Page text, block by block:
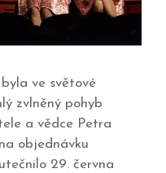
ve světové
zvlněný pohyb
a vědce Petra
objednávku
29. června